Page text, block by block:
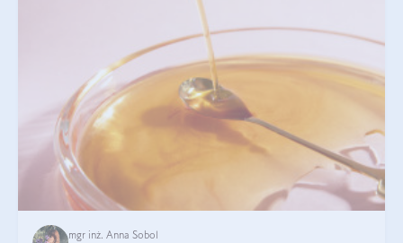
mgr inż. Anna Sobol